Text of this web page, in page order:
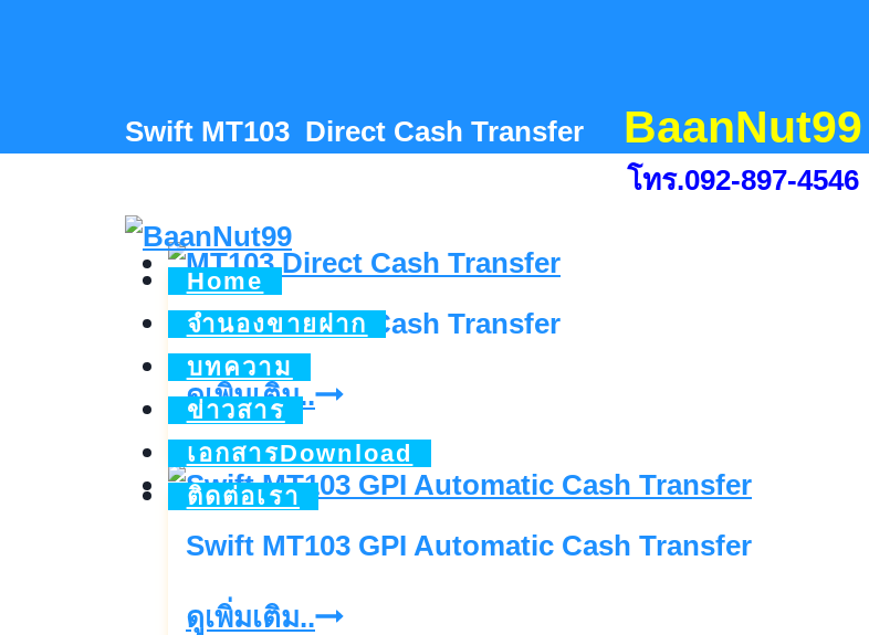
BaanNut99
โทร.092-897-4546
Home
จำนองขายฝาก
บทความ
ข่าวสาร
เอกสารDownload
ติดต่อเรา
Swift MT103 Direct Cash Transfer
MT103 Direct Cash Transfer
ดูเพิ่มเติม..MT103
Direct
Cash
Swift MT103 GPI Automatic Cash Transfer
ดูเพิ่มเติม..Swift